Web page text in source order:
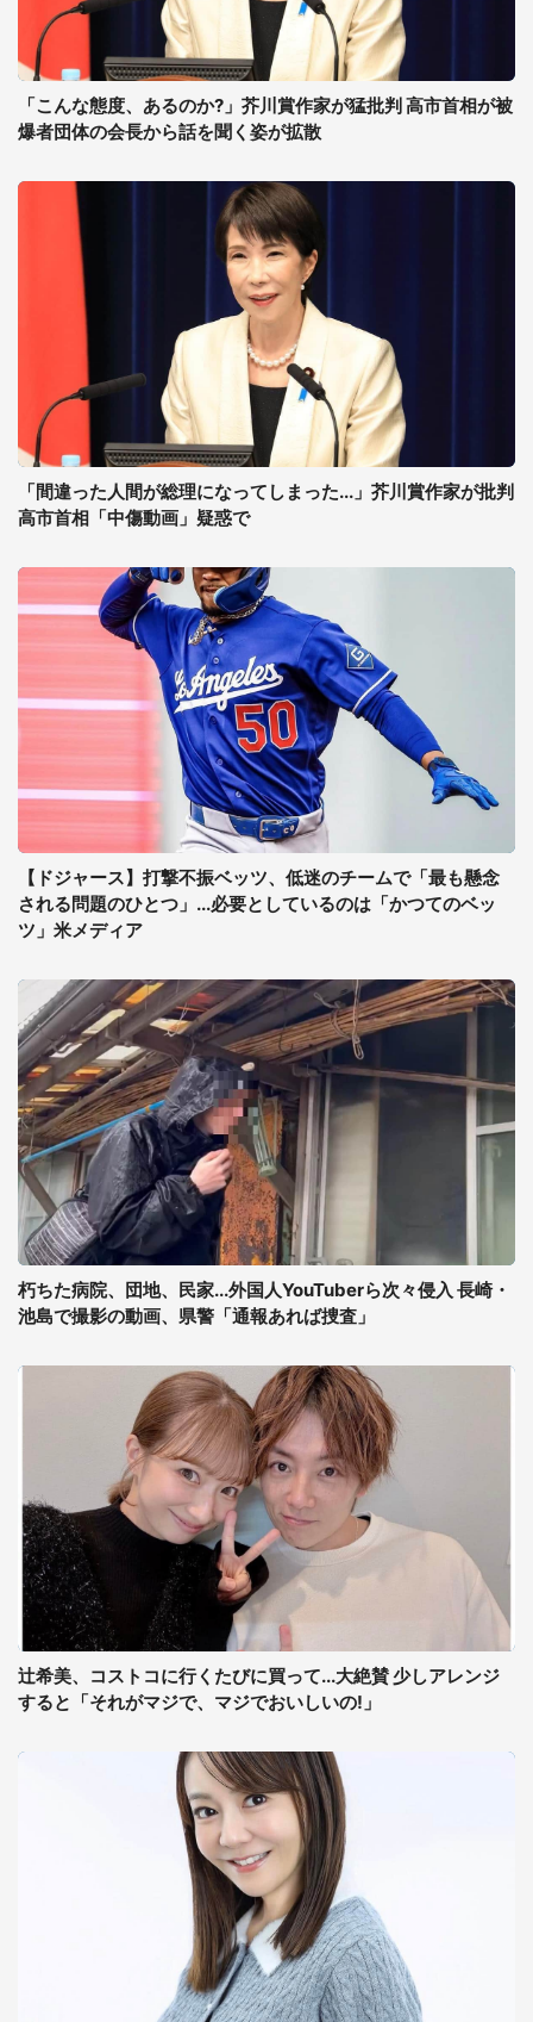
「こんな態度、あるのか?」芥川賞作家が猛批判 高市首相が被
爆者団体の会長から話を聞く姿が拡散
「間違った人間が総理になってしまった...」芥川賞作家が批判
高市首相「中傷動画」疑惑で
【ドジャース】打撃不振ベッツ、低迷のチームで「最も懸念
される問題のひとつ」...必要としているのは「かつてのベッ
ツ」米メディア
朽ちた病院、団地、民家...外国人YouTuberら次々侵入 長崎・
池島で撮影の動画、県警「通報あれば捜査」
辻希美、コストコに行くたびに買って...大絶賛 少しアレンジ
すると「それがマジで、マジでおいしいの!」